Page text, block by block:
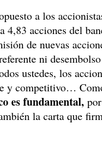
a los
4,83 acciones del
de nuevas
ni
ustedes, los
y competitivo…
es fundamental,
la carta que